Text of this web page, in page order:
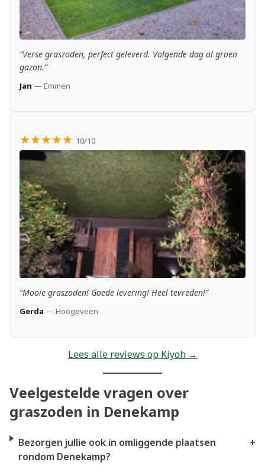
“Verse graszoden, perfect geleverd. Volgende dag al groen
gazon.”
Jan — Emmen
★★★★★ 10/10
“Mooie graszoden! Goede levering! Heel tevreden!”
Gerda — Hoogeveen
Lees alle reviews op Kiyoh →
Veelgestelde vragen over
graszoden in Denekamp
Bezorgen jullie ook in omliggende plaatsen
rondom Denekamp?
+